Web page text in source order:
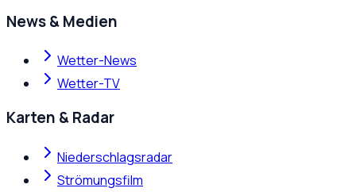
News & Medien
Wetter-News
Wetter-TV
Karten & Radar
Niederschlagsradar
Strömungsfilm